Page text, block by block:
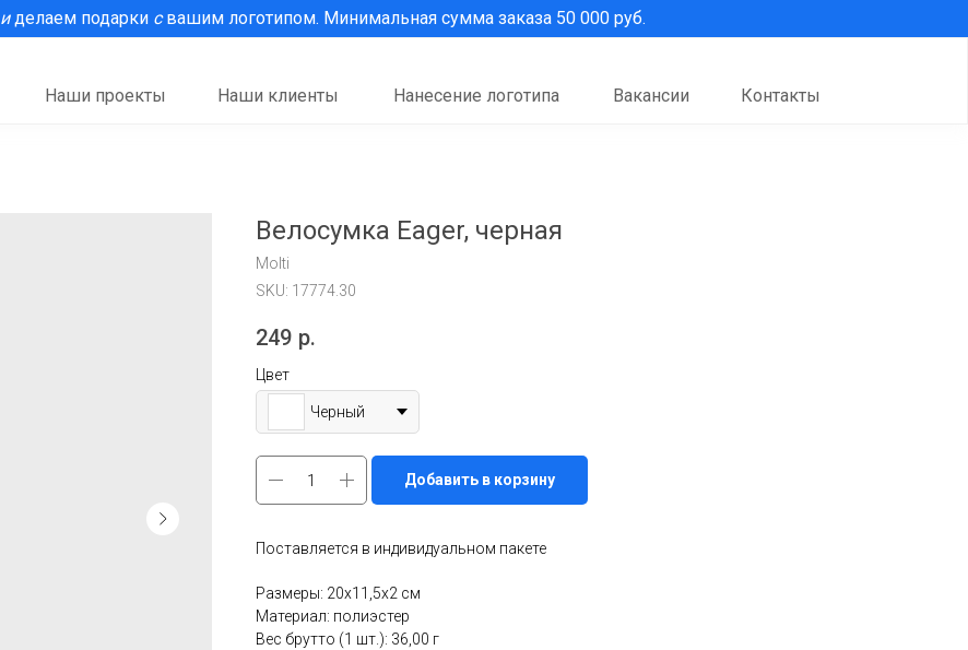
Наши клиенты
Наши проекты Вакансии Контакты
Нанесение логотипа
иделаем подарки свашим логотипом. Минимальная сумма заказа 50 000 руб.
Велосумка Eager, черная
Molti
SKU: 17774.30
249 р.
Цвет
Черный
Добавить в корзину
Поставляется в индивидуальном пакете
Размеры: 20х11,5х2 см
Материал: полиэстер
Вес брутто (1 шт.): 36,00 г